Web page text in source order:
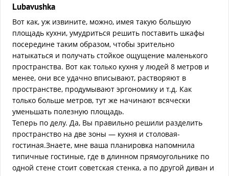
Lubavushka
Вот как, уж извините, можно, имея такую большую
площадь кухни, умудриться решить поставить шкафы
посередине таким образом, чтобы зрительно
натыкаться и получать стойкое ощущение маленького
пространства. Вот как только кухня у людей 8 метров и
менее, они все удачно вписывают, растворяют в
пространстве, продумывают эргономику и т.д. Как
только больше метров, тут же начинают всячески
уменьшать полезную площадь.
Теперь по делу. Да, Вы правильно решили разделить
пространство на две зоны — кухня и столовая-
гостиная.Знаете, мне ваша планировка напомнила
типичные гостиные, где в длинном прямоугольнике по
одной стене стоит советская стенка, а по другой диван и